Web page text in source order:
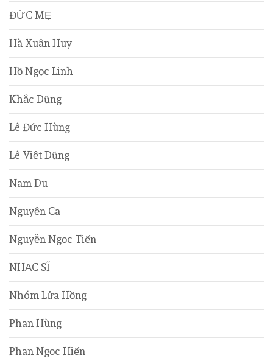
ĐỨC MẸ
Hà Xuân Huy
Hồ Ngọc Linh
Khắc Dũng
Lê Đức Hùng
Lê Việt Dũng
Nam Du
Nguyện Ca
Nguyễn Ngọc Tiến
NHẠC SĨ
Nhóm Lửa Hồng
Phan Hùng
Phan Ngọc Hiến